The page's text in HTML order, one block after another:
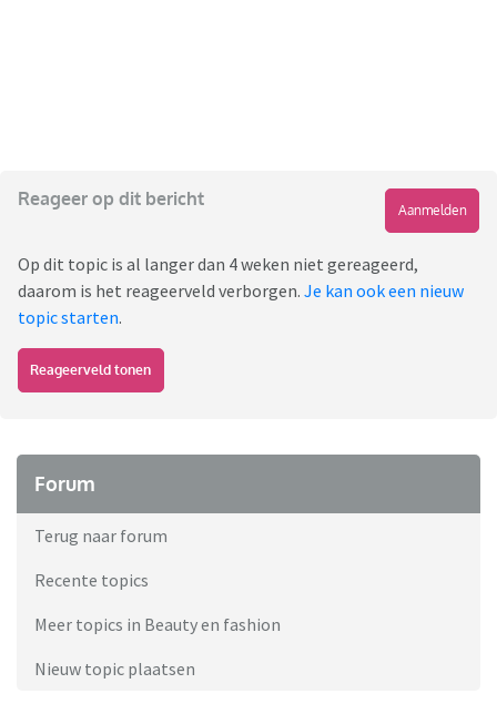
Reageer op dit bericht
Aanmelden
Op dit topic is al langer dan 4 weken niet gereageerd,
daarom is het reageerveld verborgen. Je kan ook een nieuw
topic starten.
Reageerveld tonen
Forum
Terug naar forum
Recente topics
Meer topics in Beauty en fashion
Nieuw topic plaatsen